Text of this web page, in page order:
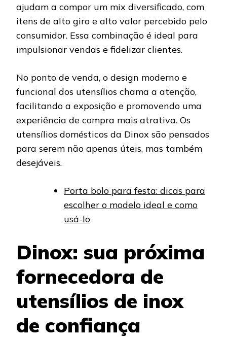
ajudam a compor um mix diversificado, com
itens de alto giro e alto valor percebido pelo
consumidor. Essa combinação é ideal para
impulsionar vendas e fidelizar clientes.
No ponto de venda, o design moderno e
funcional dos utensílios chama a atenção,
facilitando a exposição e promovendo uma
experiência de compra mais atrativa. Os
utensílios domésticos da Dinox são pensados
para serem não apenas úteis, mas também
desejáveis.
Porta bolo para festa: dicas para
escolher o modelo ideal e como
usá-lo
Dinox: sua próxima
fornecedora de
utensílios de inox
de confiança